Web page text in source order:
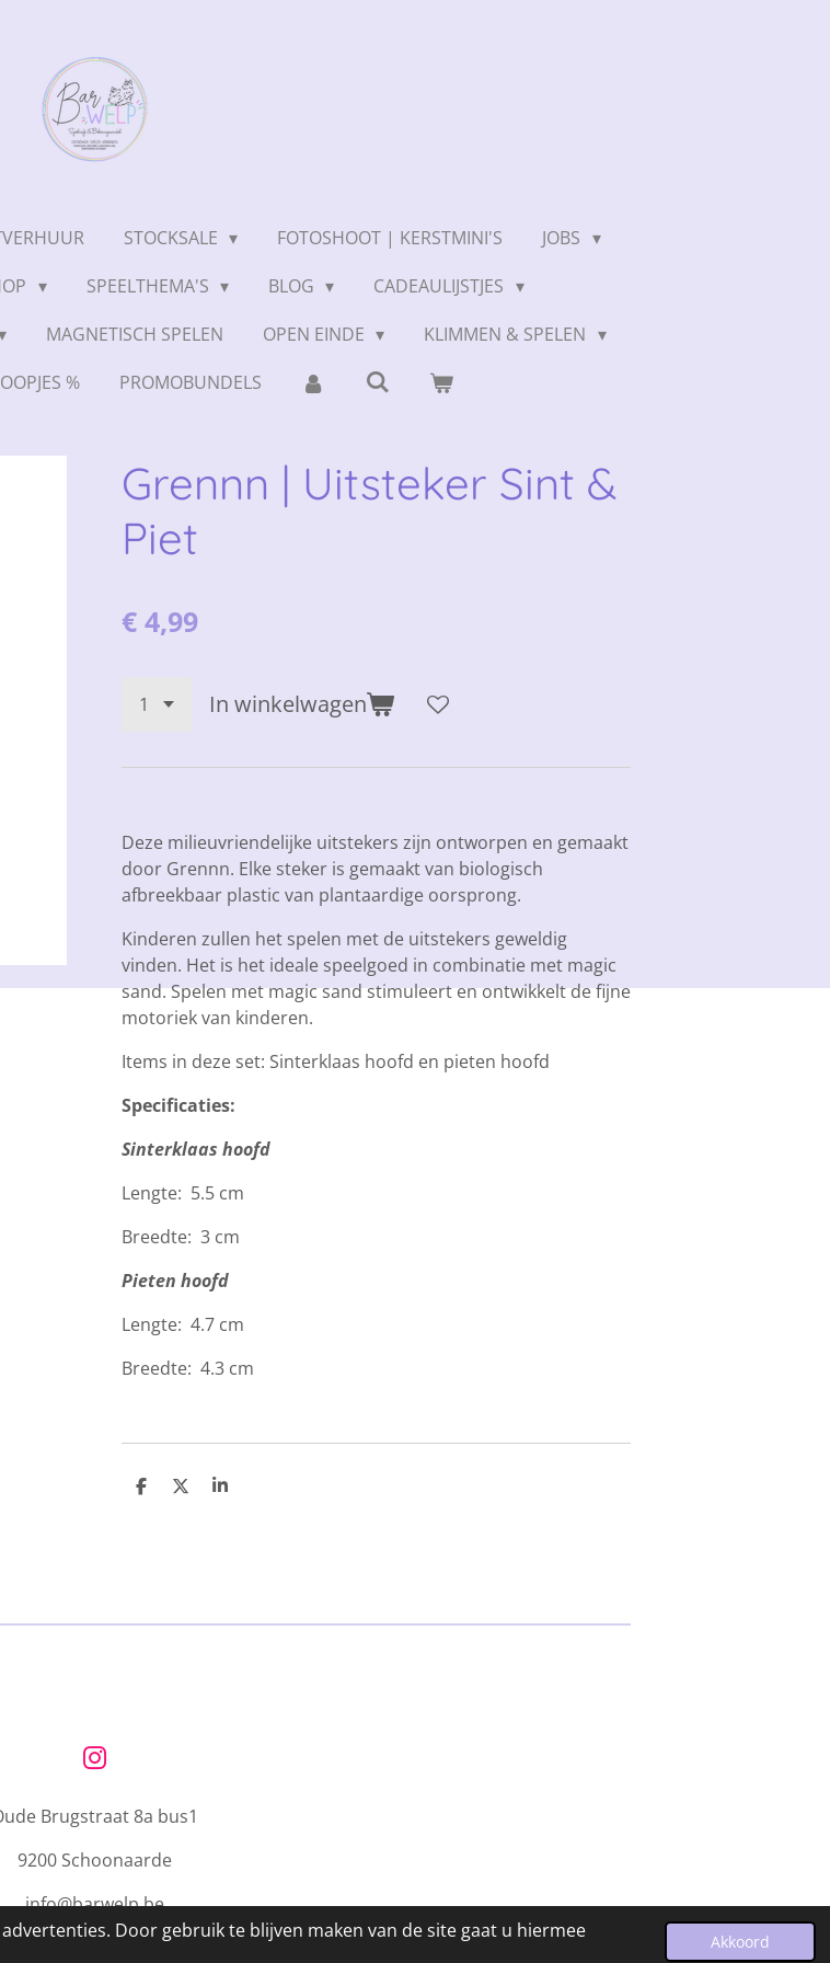
Door gebruik te blijven maken van de site gaat u hiermee
Akkoord
STOCKSALE FOTOSHOOT | KERSTMINI'S
JOBS
SPEELTHEMA'S BLOG
CADEAULIJSTJES
MAGNETISCH SPELEN OPEN EINDE
KLIMMEN & SPELEN
% PROMOBUNDELS
Grennn | Uitsteker Sint &
Piet
€ 4,99
In winkelwagen
Deze milieuvriendelijke uitstekers zijn ontworpen en gemaakt
door Grennn. Elke steker is gemaakt van biologisch
afbreekbaar plastic van plantaardige oorsprong.
Kinderen zullen het spelen met de uitstekers geweldig
vinden. Het is het ideale speelgoed in combinatie met magic
sand. Spelen met magic sand stimuleert en ontwikkelt de fijne
motoriek van kinderen.
Items in deze set: Sinterklaas hoofd en pieten hoofd
Specificaties:
Sinterklaas hoofd
Lengte: 5.5 cm
Breedte: 3 cm
Pieten hoofd
Lengte: 4.7 cm
Breedte: 4.3 cm
D
D
S
I
s
a
g
r
Brugstraat 8a bus1
9200 Schoonaarde
info@barwelp.be
Powered byJouwWeb